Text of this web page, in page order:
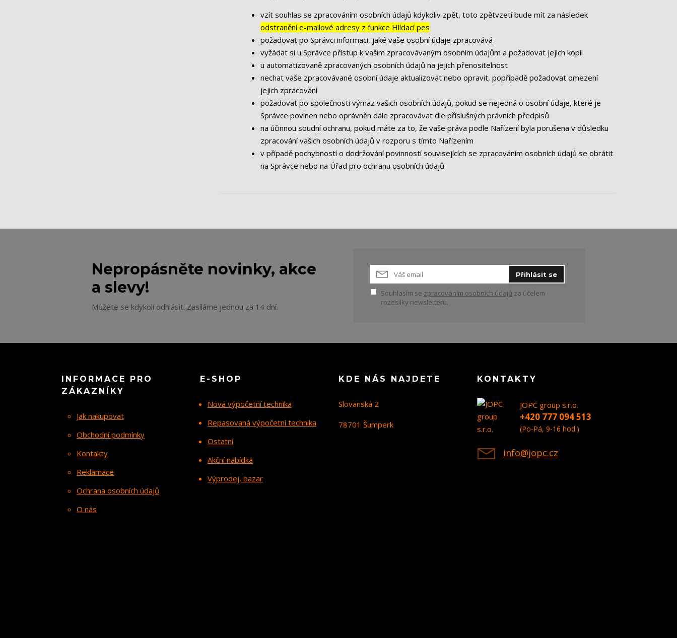
vzít souhlas se zpracováním osobních údajů kdykoliv zpět, toto zpětvzetí bude mít za následek
odstranění e-mailové adresy z funkce Hlídací pes
požadovat po Správci informaci, jaké vaše osobní údaje zpracovává
vyžádat si u Správce přístup k vašim zpracovávaným osobním údajům a požadovat jejich kopii
u automatizovaně zpracovaných osobních údajů na jejich přenositelnost
nechat vaše zpracovávané osobní údaje aktualizovat nebo opravit, popřípadě požadovat omezení
jejich zpracování
požadovat po společnosti výmaz vašich osobních údajů, pokud se nejedná o osobní údaje, které je
Správce povinen nebo oprávněn dále zpracovávat dle příslušných právních předpisů
na účinnou soudní ochranu, pokud máte za to, že vaše práva podle Nařízení byla porušena v důsledku
zpracování vašich osobních údajů v rozporu s tímto Nařízením
v případě pochybností o dodržování povinností souvisejících se zpracováním osobních údajů se obrátit
na Správce nebo na Úřad pro ochranu osobních údajů
Nepropásněte novinky, akce
a slevy!
Můžete se kdykoli odhlásit. Zasíláme jednou za 14 dní.
Přihlásit se
Souhlasím se zpracováním osobních údajů za účelem
rozesílky newsletteru.
INFORMACE PRO
ZÁKAZNÍKY
Jak nakupovat
Obchodní podmínky
Kontakty
Reklamace
Ochrana osobních údajů
O nás
E-SHOP
Nová výpočetní technika
Repasovaná výpočetní technika
Ostatní
Akční nabídka
Výprodej, bazar
KDE NÁS NAJDETE
Slovanská 2
78701 Šumperk
KONTAKTY
JOPC group s.r.o.
+420 777 094 513
(Po-Pá, 9-16 hod.)
info@jopc.cz